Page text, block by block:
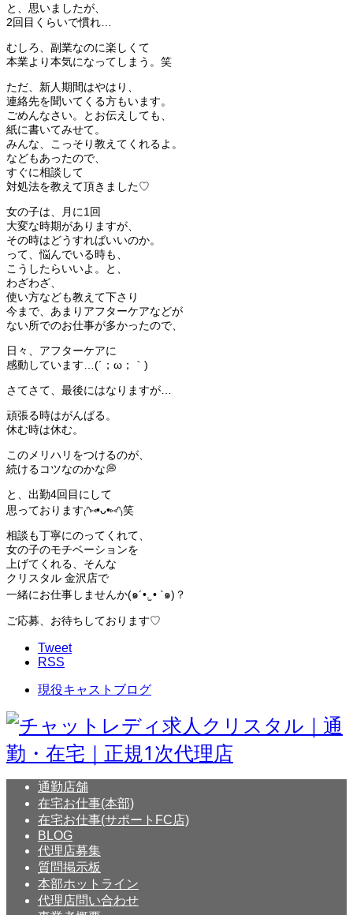
と、思いましたが、
2回目くらいで慣れ…
むしろ、副業なのに楽しくて
本業より本気になってしまう。笑
ただ、新人期間はやはり、
連絡先を聞いてくる方もいます。
ごめんなさい。とお伝えしても、
紙に書いてみせて。
みんな、こっそり教えてくれるよ。
などもあったので、
すぐに相談して
対処法を教えて頂きました♡
女の子は、月に1回
大変な時期がありますが、
その時はどうすればいいのか。
って、悩んでいる時も、
こうしたらいいよ。と、
わざわざ、
使い方なども教えて下さり
今まで、あまりアフターケアなどが
ない所でのお仕事が多かったので、
日々、アフターケアに
感動しています…(´；ω；｀)
さてさて、最後にはなりますが…
頑張る時はがんばる。
休む時は休む。
このメリハリをつけるのが、
続けるコツなのかな💭
と、出勤4回目にして
思っております₍ᐢ⑅•ᴗ•⑅ᐢ₎笑
相談も丁寧にのってくれて、
女の子のモチベーションを
上げてくれる、そんな
クリスタル 金沢店で
一緒にお仕事しませんか(๑´•.̫ • `๑)？
ご応募、お待ちしております♡
Tweet
RSS
現役キャストブログ
通勤店舗
在宅お仕事(本部)
在宅お仕事(サポートFC店)
BLOG
代理店募集
質問掲示板
本部ホットライン
代理店問い合わせ